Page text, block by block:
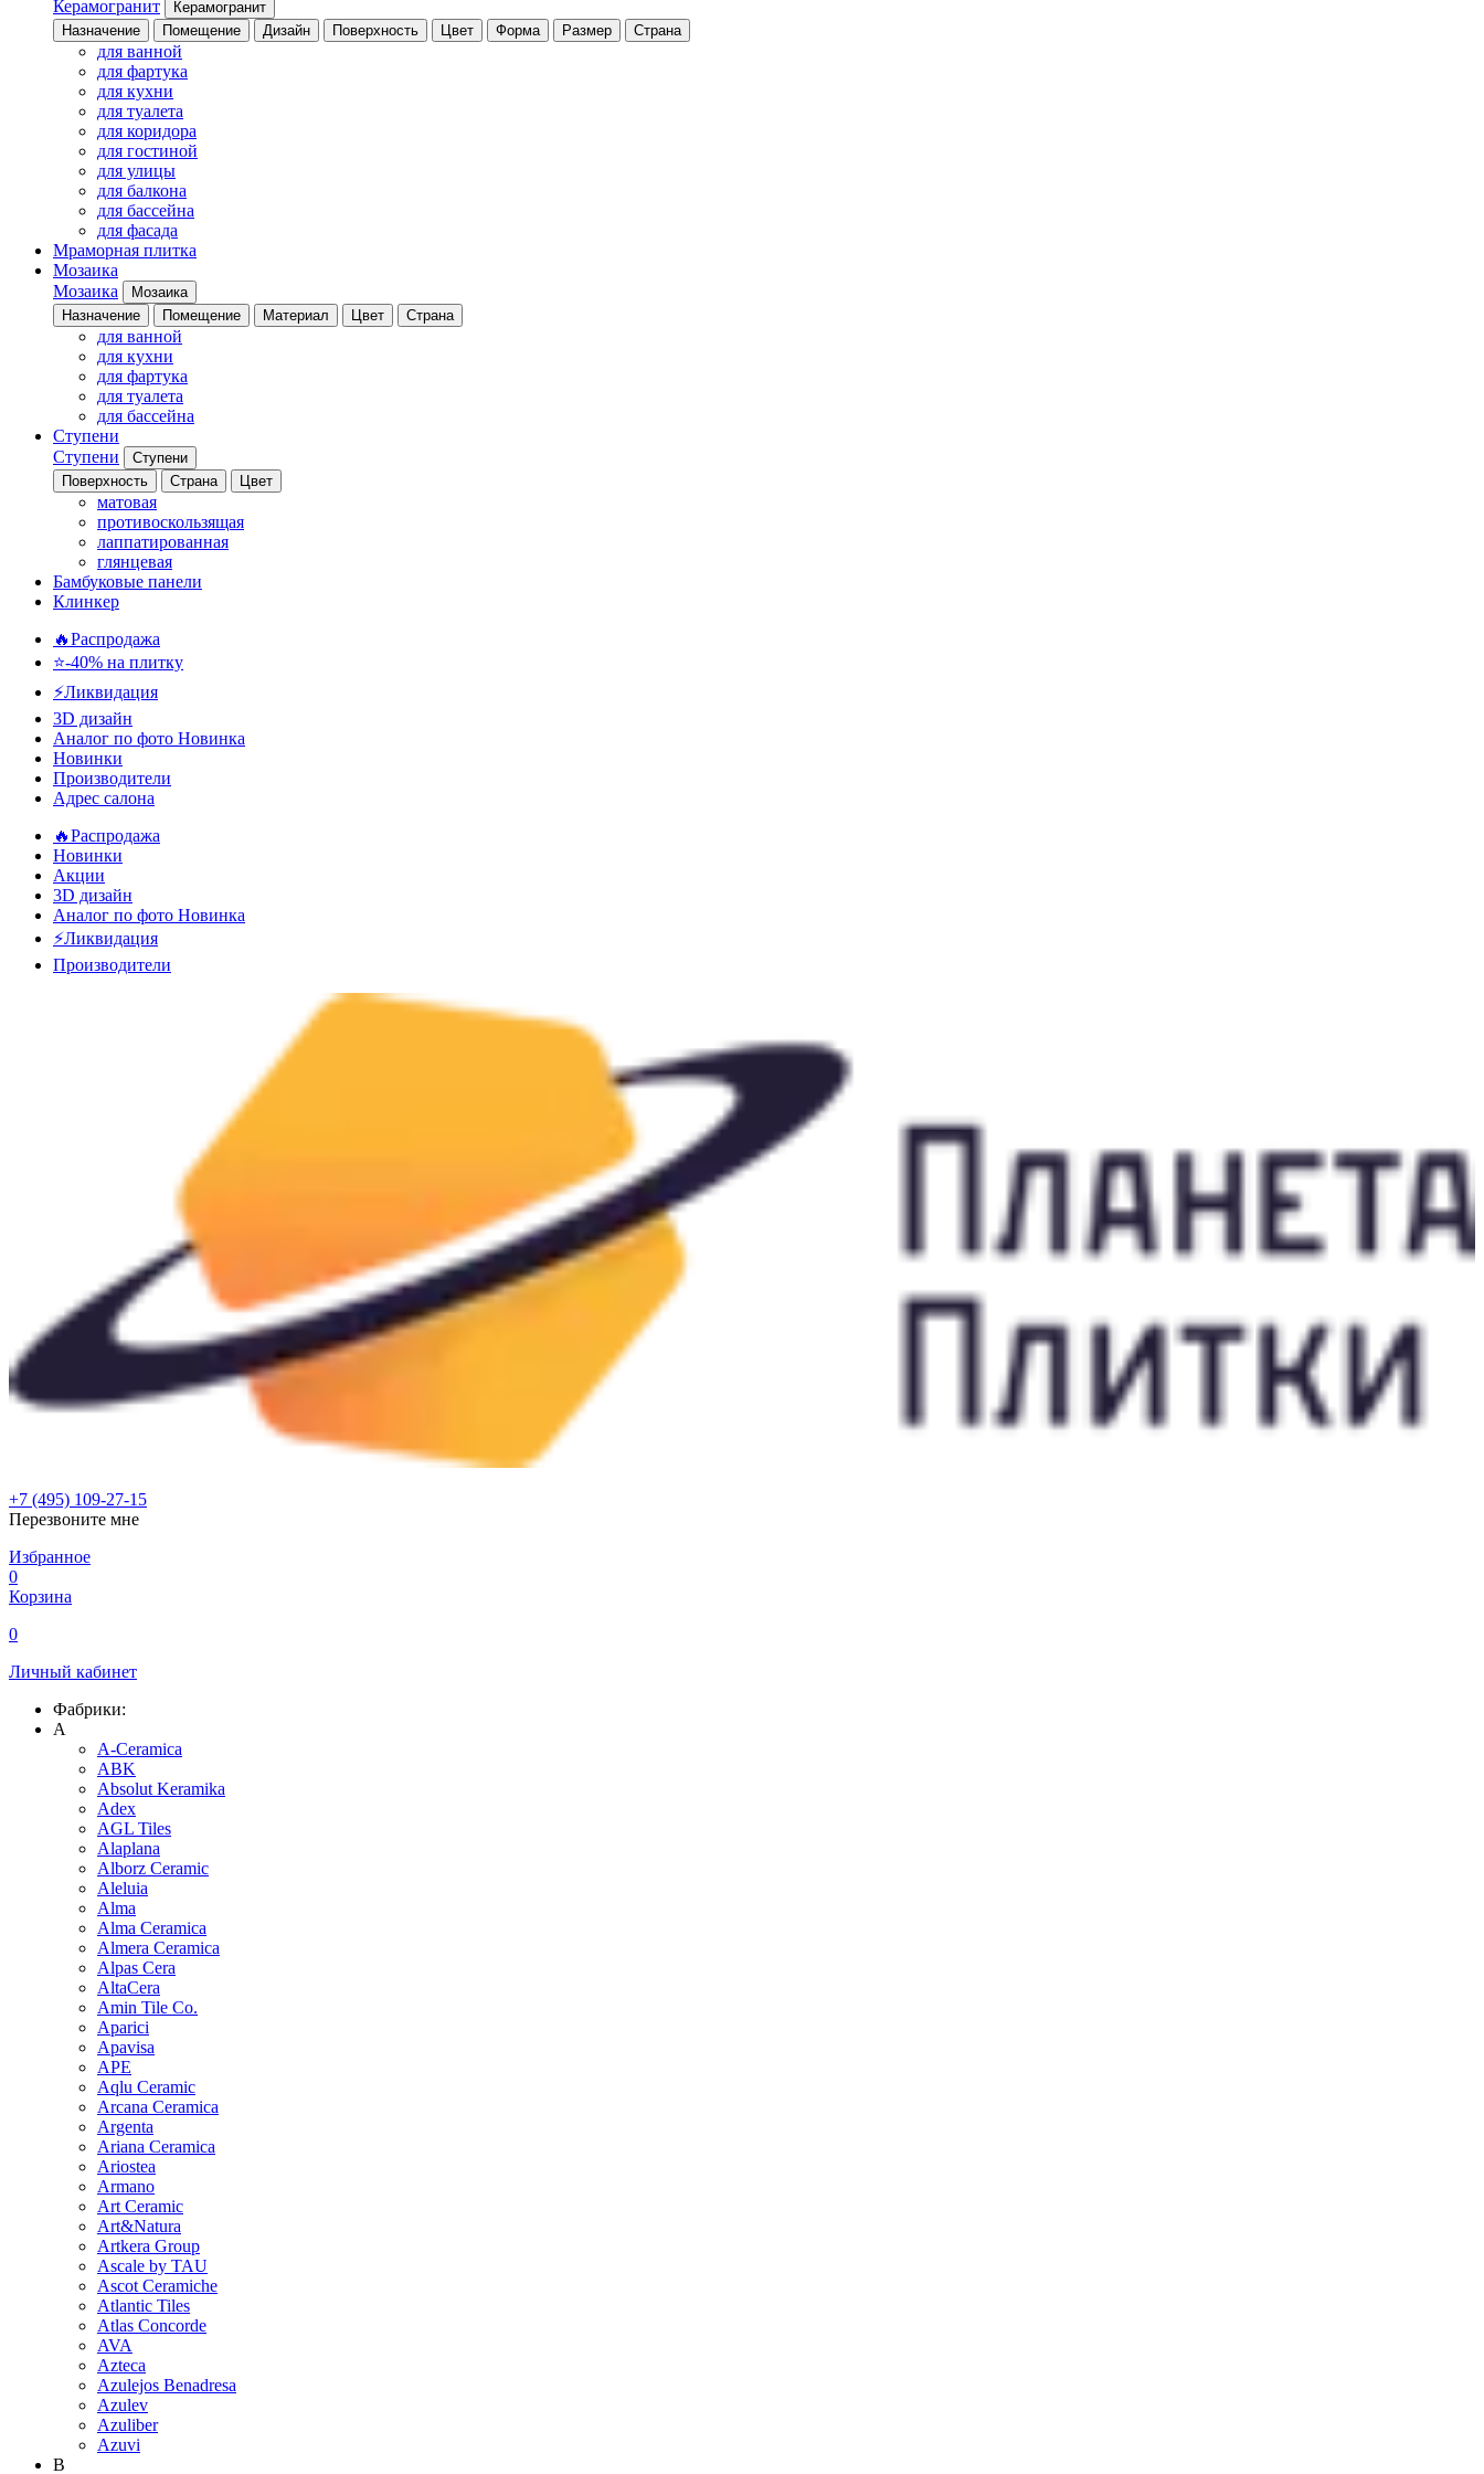
Керамогранит
Керамогранит
Назначение
Помещение Дизайн Поверхность Цвет Форма Размер Страна
для ванной
для фартука
для кухни
для туалета
для коридора
для гостиной
для улицы
для балкона
для бассейна
для фасада
Мраморная плитка
Мозаика
Мозаика
Мозаика
Назначение
Помещение Материал Цвет Страна
для ванной
для кухни
для фартука
для туалета
для бассейна
Ступени
Ступени
Ступени
Поверхность
Страна Цвет
матовая
противоскользящая
лаппатированная
глянцевая
Бамбуковые панели
Клинкер
🔥Распродажа
⭐-40% на плитку
⚡️Ликвидация
3D дизайн
Аналог по фото Новинка
Новинки
Производители
Адрес салона
🔥Распродажа
Новинки
Акции
3D дизайн
Аналог по фото Новинка
⚡Ликвидация
Производители
+7 (495) 109-27-15
Перезвоните мне
Избранное
0
Корзина
0
Личный кабинет
Фабрики:
A
A-Ceramica
ABK
Absolut Keramika
Adex
AGL Tiles
Alaplana
Alborz Ceramic
Aleluia
Alma
Alma Ceramica
Almera Ceramica
Alpas Cera
AltaCera
Amin Tile Co.
Aparici
Apavisa
APE
Aqlu Ceramic
Arcana Ceramica
Argenta
Ariana Ceramica
Ariostea
Armano
Art Ceramic
Art&Natura
Artkera Group
Ascale by TAU
Ascot Ceramiche
Atlantic Tiles
Atlas Concorde
AVA
Azteca
Azulejos Benadresa
Azulev
Azuliber
Azuvi
B